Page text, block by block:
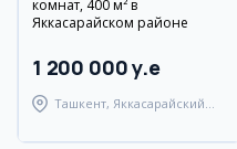
комнат, 400 м² в
Яккасарайском районе
1 200 000 y.e
Ташкент, Яккасарайский